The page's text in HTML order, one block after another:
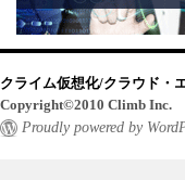
クライム仮想化/クラウド・
Copyright©2010 Climb Inc.
Proudly powered by